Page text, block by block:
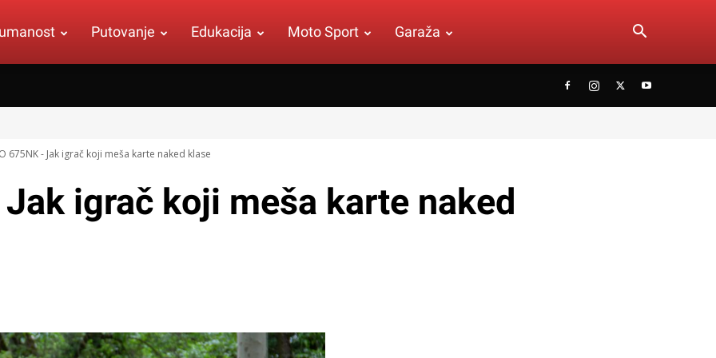
Putovanje Edukacija Moto Sport Garaža
675NK - Jak igrač koji meša karte naked klase
Jak igrač koji meša karte naked